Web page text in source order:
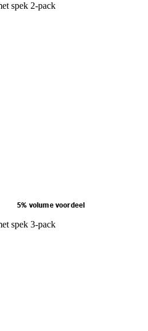
spek 2-pack
5% volume voordeel
spek 3-pack